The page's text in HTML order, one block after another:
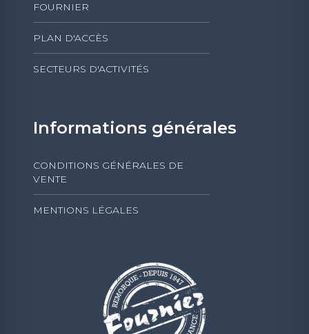
FOURNIER
PLAN D'ACCÈS
SECTEURS D'ACTIVITÉS
Informations générales
CONDITIONS GÉNÉRALES DE
VENTE
MENTIONS LÉGALES